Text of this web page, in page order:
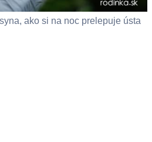
ako si na noc prelepuje ústa